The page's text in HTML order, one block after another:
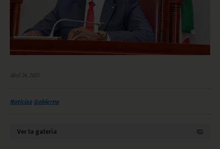
abril 24, 2025
Noticias Gobierno
Ver la galería